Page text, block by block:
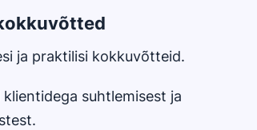
ja praktilisi kokkuvõtteid.
suhtlemisest ja